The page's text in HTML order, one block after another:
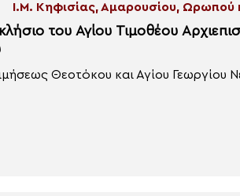
Ι.Μ. Κηφισίας, Αμαρουσίου,
του Αγίου Τιμοθέου
Θεοτόκου και Αγίου